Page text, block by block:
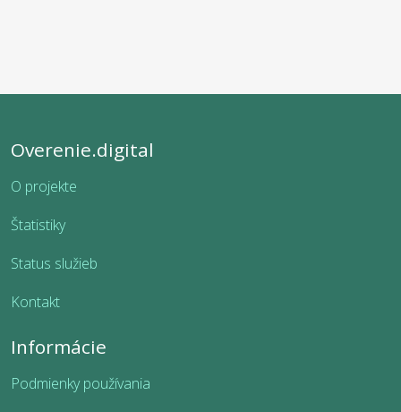
Overenie.digital
O projekte
Štatistiky
Status služieb
Kontakt
Informácie
Podmienky používania